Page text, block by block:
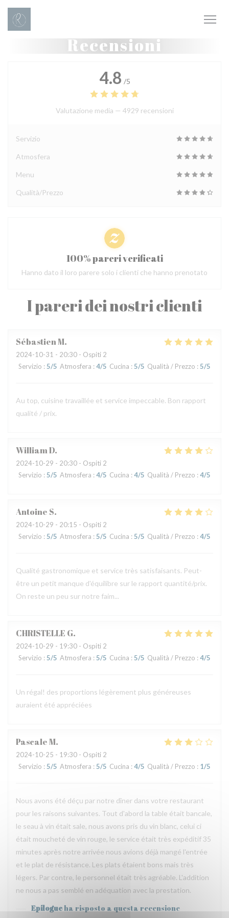
Personalizzazione delle tue scelte sui cookie
Recensioni
I pareri dei nostri clienti
SébastienM
2024-10-31 - 20:30 - Ospiti 2
Servizio : 5/5 Atmosfera : 4/5 Cucina : 5/5 Qualità / Prezzo : 5/5
Au top, cuisine travaillée et service impeccable. Bon rapport
qualité / prix.
WilliamD
2024-10-29 - 20:30 - Ospiti 2
Servizio : 5/5 Atmosfera : 4/5 Cucina : 4/5 Qualità / Prezzo : 4/5
Antoine S
2024-10-29 - 20:15 - Ospiti 2
Servizio : 5/5 Atmosfera : 5/5 Cucina : 5/5 Qualità / Prezzo : 4/5
Qualité gastronomique et service très satisfaisants. Peut-
être un petit manque d'équilibre sur le rapport quantité/prix.
On reste un peu sur notre faim...
CHRISTELLE G
2024-10-29 - 19:30 - Ospiti 2
Servizio : 5/5 Atmosfera : 5/5 Cucina : 5/5 Qualità / Prezzo : 4/5
Un régal! des proportions légèrement plus généreuses
auraient été appréciées
PascaleM
2024-10-25 - 19:30 - Ospiti 2
Servizio : 5/5 Atmosfera : 5/5 Cucina : 4/5 Qualità / Prezzo : 1/5
Nous avons été déçu par notre dîner dans votre restaurant
pour les raisons suivantes. Tout d'abord la table était bancale,
le seau à vin était sale, nous avons pris du vin blanc, celui ci
était moucheté de vin rouge, le service était très expéditif 35
minutes après notre arrivée nous avions déjà mangé l'entrée
et le plat de résistance. Les plats étaient bons mais très
légers. Par contre, le personnel était très agréable. L'addition
ne nous a pas semblé en adéquation avec la prestation.
Epilogue ha risposto a questa recensione
4.8 /5
Valutazione media — 4929 recensioni
Servizio
Atmosfera
Menu
Qualità/Prezzo
100% pareri verificati
Hanno dato il loro parere solo i clienti che hanno prenotato